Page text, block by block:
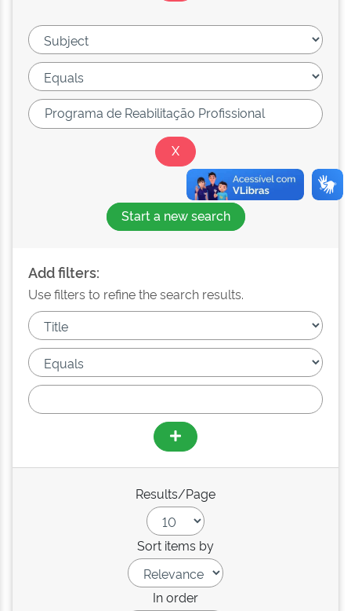
Start a new search
Add filters:
Use filters to refine the search results.
Results/Page
Sort items by
In order